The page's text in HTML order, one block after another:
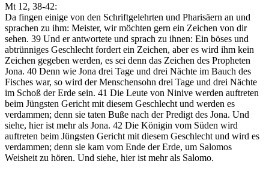
Mt 12, 38-42:
Da fingen einige von den Schriftgelehrten und Pharisäern an und
sprachen zu ihm: Meister, wir möchten gern ein Zeichen von dir
sehen. 39 Und er antwortete und sprach zu ihnen: Ein böses und
abtrünniges Geschlecht fordert ein Zeichen, aber es wird ihm kein
Zeichen gegeben werden, es sei denn das Zeichen des Propheten
Jona. 40 Denn wie Jona drei Tage und drei Nächte im Bauch des
Fisches war, so wird der Menschensohn drei Tage und drei Nächte
im Schoß der Erde sein. 41 Die Leute von Ninive werden auftreten
beim Jüngsten Gericht mit diesem Geschlecht und werden es
verdammen; denn sie taten Buße nach der Predigt des Jona. Und
siehe, hier ist mehr als Jona. 42 Die Königin vom Süden wird
auftreten beim Jüngsten Gericht mit diesem Geschlecht und wird es
verdammen; denn sie kam vom Ende der Erde, um Salomos
Weisheit zu hören. Und siehe, hier ist mehr als Salomo.